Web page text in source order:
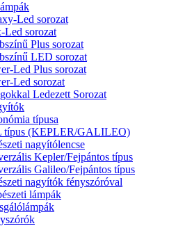
Led sorozat
Led sorozat
Plus sorozat
LED sorozat
Led Plus sorozat
Led sorozat
Ledezett Sorozat
típusa
típus (KEPLER/GALILEO)
nagyítólencse
Kepler/Fejpántos típus
Galileo/Fejpántos típus
nagyítók fényszóróval
lámpák